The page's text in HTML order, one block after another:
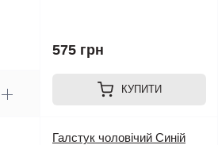
575 грн
КУПИТИ
Галстук чоловічий Синій